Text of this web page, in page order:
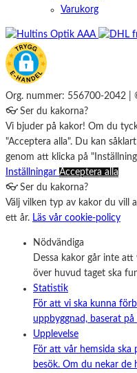
Varukorg
Org. nummer: 556700-2042 |
👓 Ser du kakorna?
Vi bjuder på kakor! Om du
"Acceptera alla". Du kan
genom att klicka på
Inställningar Acceptera alla
👓 Ser du kakorna?
Välj vilken typ av kakor du vill
ett år. Läs vår cookie-policy
Nödvändiga
Dessa kakor går inte
över huvud taget ska
Statistik
För att vi ska kunna
uppbyggnad, baserat
Upplevelse
För att vår hemsida
besök. Om du nekar